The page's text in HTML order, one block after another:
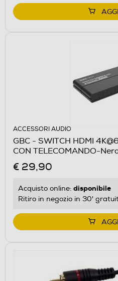
ACCESSORI AUDIO
GBC - SWITCH HDMI
CON TELECOMANDO-
€ 29,90
Acquisto online: disponibile
Ritiro in negozio in 30'